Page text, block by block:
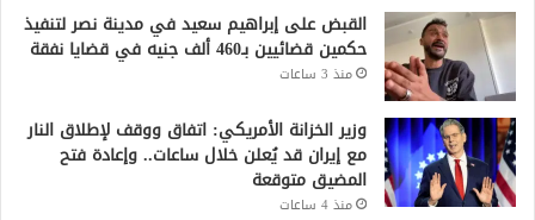
القبض على إبراهيم سعيد في مدينة نصر لتنفيذ
حكمين قضائيين بـ460 ألف جنيه في قضايا نفقة
منذ 3 ساعات
وزير الخزانة الأمريكي: اتفاق ووقف لإطلاق النار
مع إيران قد يُعلن خلال ساعات.. وإعادة فتح
المضيق متوقعة
منذ 4 ساعات